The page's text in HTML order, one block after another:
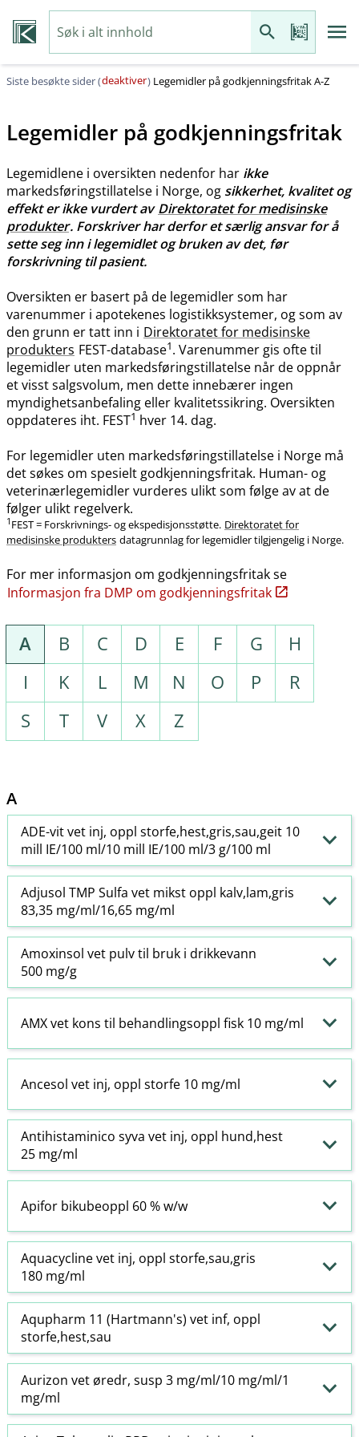
Siste besøkte sider (deaktiver) Legemidler på godkjenningsfritak A-Z
Legemidler på godkjenningsfritak
Legemidlene i oversikten nedenfor har ikke
markedsføringstillatelse i Norge, og sikkerhet, kvalitet og
effekt er ikke vurdert avDirektoratet for medisinske
produkter. Forskriver har derfor et særlig ansvar for å
sette seg inn i legemidlet og bruken av det, før
forskrivning til pasient.
Oversikten er basert på de legemidler som har
varenummer i apotekenes logistikksystemer, og som av
den grunn er tatt inn i Direktoratet for medisinske
produkters FEST-database1. Varenummer gis ofte til
legemidler uten markedsføringstillatelse når de oppnår
et visst salgsvolum, men dette innebærer ingen
myndighetsanbefaling eller kvalitetssikring. Oversikten
oppdateres iht. FEST1 hver 14. dag.
For legemidler uten markedsføringstillatelse i Norge må
det søkes om spesielt godkjenningsfritak. Human- og
veterinærlegemidler vurderes ulikt som følge av at de
følger ulikt regelverk.
1 FEST = Forskrivnings- og ekspedisjonsstøtte. Direktoratet for
medisinske produkters datagrunnlag for legemidler tilgjengelig i Norge.
For mer informasjon om godkjenningsfritak se
Informasjon fra DMP om godkjenningsfritak
A B C D E F G
H
I
K L M N O P
R
S
T V X Z
A
ADE-vit vet inj, oppl storfe,hest,gris,sau,geit 10
mill IE/100 ml/10 mill IE/100 ml/3 g/100 ml
Adjusol TMP Sulfa vet mikst oppl kalv,lam,gris
83,35 mg/ml/16,65 mg/ml
Amoxinsol vet pulv til bruk i drikkevann
500 mg/g
AMX vet kons til behandlingsoppl fisk 10 mg/ml
Ancesol vet inj, oppl storfe 10 mg/ml
Antihistaminico syva vet inj, oppl hund,hest
25 mg/ml
Apifor bikubeoppl 60 % w​/​w
Aquacycline vet inj, oppl storfe,sau,gris
180 mg/ml
Aqupharm 11 (Hartmann's) vet inf, oppl
storfe,hest,sau
Aurizon vet øredr, susp 3 mg/ml/10 mg/ml/1
mg/ml